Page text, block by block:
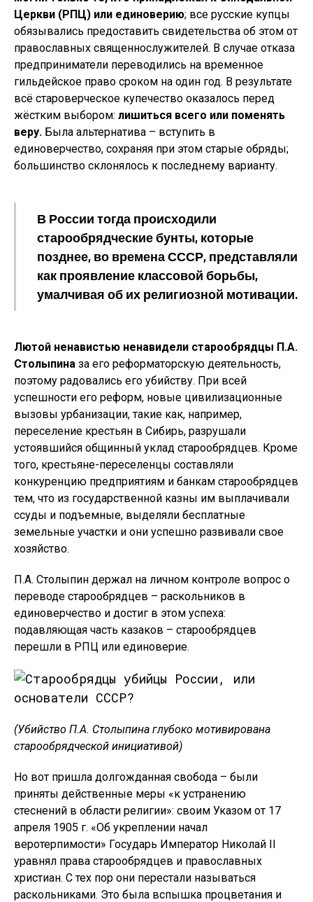
Церкви (РПЦ) или единоверию; все русские купцы
обязывались предоставить свидетельства об этом от
православных священнослужителей. В случае отказа
предприниматели переводились на временное
гильдейское право сроком на один год. В результате
всё староверческое купечество оказалось перед
жёстким выбором: лишиться всего или поменять
веру. Была альтернатива – вступить в
единоверчество, сохраняя при этом старые обряды;
большинство склонялось к последнему варианту.
В России тогда происходили
старообрядческие бунты, которые
позднее, во времена СССР, представляли
как проявление классовой борьбы,
умалчивая об их религиозной мотивации.
Лютой ненавистью ненавидели старообрядцы П.А.
Столыпина за его реформаторскую деятельность,
поэтому радовались его убийству. При всей
успешности его реформ, новые цивилизационные
вызовы урбанизации, такие как, например,
переселение крестьян в Сибирь, разрушали
устоявшийся общинный уклад старообрядцев. Кроме
того, крестьяне-переселенцы составляли
конкуренцию предприятиям и банкам старообрядцев
тем, что из государственной казны им выплачивали
ссуды и подъемные, выделяли бесплатные
земельные участки и они успешно развивали свое
хозяйство.
П.А. Столыпин держал на личном контроле вопрос о
переводе старообрядцев – раскольников в
единоверчество и достиг в этом успеха:
подавляющая часть казаков – старообрядцев
перешли в РПЦ или единоверие.
(Убийство П.А. Столыпина глубоко мотивирована
старообрядческой инициативой)
Но вот пришла долгожданная свобода – были
приняты действенные меры «к устранению
стеснений в области религии»: своим Указом от 17
апреля 1905 г. «Об укреплении начал
веротерпимости» Государь Император Николай II
уравнял права старообрядцев и православных
христиан. С тех пор они перестали называться
раскольниками. Это была вспышка процветания и